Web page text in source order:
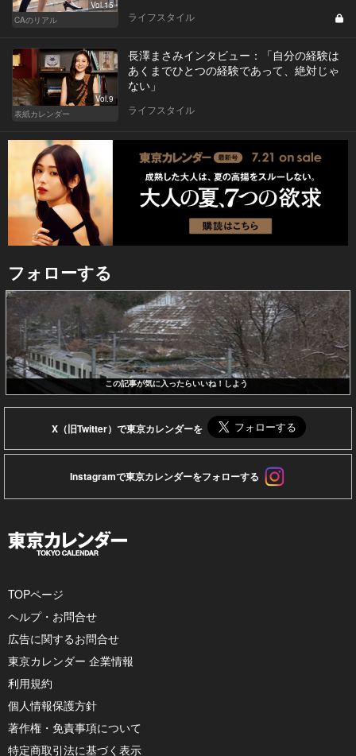
Vol.15
CAのリアル
ライフスタイル
Vol.9
表紙カレンダー
長澤まさみインタビュー：「自分の経験は
あくまでひとつの経験であって、絶対じゃ
ない」
ライフスタイル
フォローする
この記事が気に入ったらいいね！しよう
X（旧Twitter）で東京カレンダーを
Instagramで東京カレンダーをフォローする
TOPページ
ヘルプ・お問合せ
広告に関するお問合せ
東京カレンダー 企業情報
利用規約
個人情報保護方針
著作権・免責事項について
特定商取引法に基づく表示